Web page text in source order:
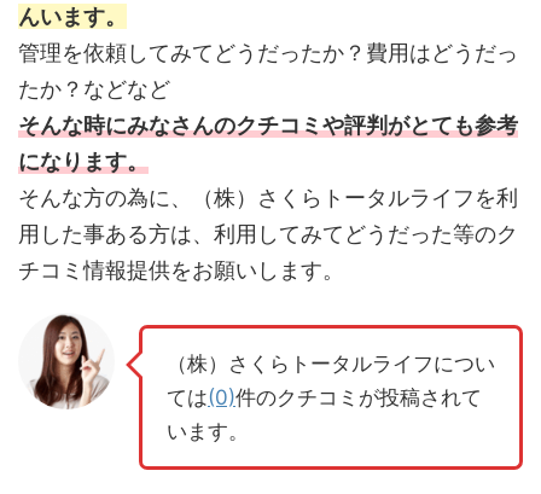
んいます。
管理を依頼してみてどうだったか？費用はどうだっ
たか？などなど
そんな時にみなさんのクチコミや評判がとても参考
になります。
そんな方の為に、（株）さくらトータルライフを利
用した事ある方は、利用してみてどうだった等のク
チコミ情報提供をお願いします。
（株）さくらトータルライフについ
ては(0)件のクチコミが投稿されて
います。